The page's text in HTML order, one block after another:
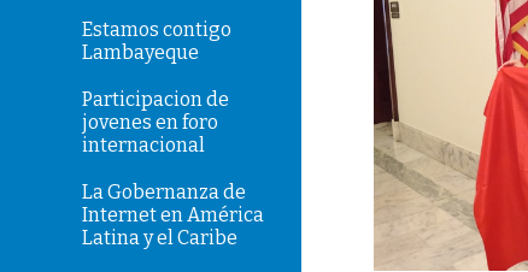
Estamos contigo
Lambayeque
Participacion de
jovenes en foro
internacional
La Gobernanza de
Internet en América
Latina y el Caribe